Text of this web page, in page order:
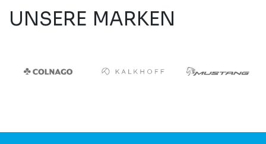
UNSERE MARKEN